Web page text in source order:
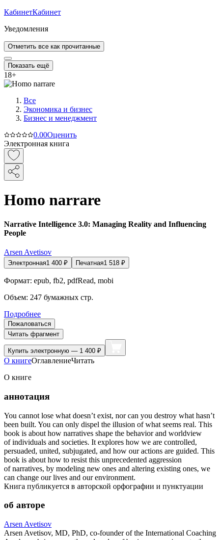
КабинетКабинет
Уведомления
Отметить все как прочитанные
Показать ещё
18+
Все
Экономика и бизнес
Бизнес и менеджмент
0.00Оценить
Электронная книга
Homo narrare
Narrative Intelligence 3.0: Managing Reality and Influencing
People
Arsen Avetisov
Электронная1 400 ₽ Печатная1 518 ₽
Формат: epub, fb2, pdfRead, mobi
Объем: 247 бумажных стр.
Подробнее
Пожаловаться
Читать фрагмент
Купить электронную — 1 400 ₽
О книгеОглавлениеЧитать
О книге
аннотация
You cannot lose what doesn’t exist, nor can you destroy what hasn’t
been built. You can only dispel the illusion of what seems real. This
book is about how narratives shape the behavior and worldview
of individuals and societies. It explores how we are controlled,
persuaded, united, subjugated, and how our actions are guided. This
book is about how to resist this unprecedented aggression
of narratives, by modeling new ones and altering existing ones, we
can change our lives and our environment.
Книга публикуется в авторской орфографии и пунктуации
об авторе
Arsen Avetisov
Arsen Avetisov, MD, PhD, co-founder of the International Coaching